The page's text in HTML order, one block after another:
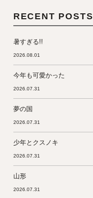
RECENT POSTS
暑すぎる!!
2026.08.01
今年も可愛かった
2026.07.31
夢の国
2026.07.31
少年とクスノキ
2026.07.31
山形
2026.07.31